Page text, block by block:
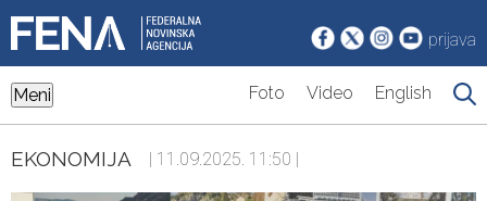
prijava
Meni Foto Video English
EKONOMIJA | 11.09.2025. 11:50 |